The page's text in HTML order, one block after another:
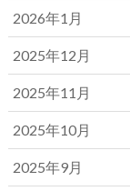
2026年1月
2025年12月
2025年11月
2025年10月
2025年9月